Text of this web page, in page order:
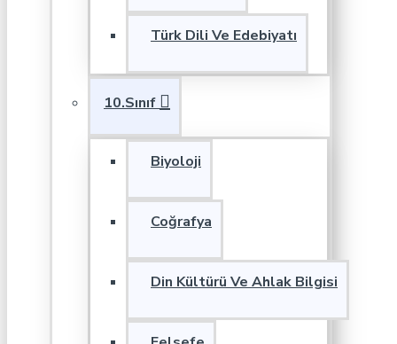
Türk Dili Ve Edebiyatı
10.Sınıf
Biyoloji
Coğrafya
Din Kültürü Ve Ahlak Bilgisi